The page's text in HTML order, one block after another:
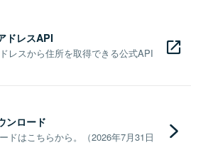
ドレスAPI
レスから住所を取得できる公式API
ンロード
ドはこちらから。（2026年7月31日